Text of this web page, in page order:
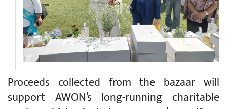
Proceeds collected from the bazaar will
support AWON’s long-running charitable